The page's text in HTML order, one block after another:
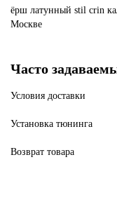
ёрш латунный stil crin
Москве
Часто
Условия доставки
Установка тюнинга
Возврат товара